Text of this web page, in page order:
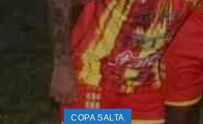
COPA SALTA